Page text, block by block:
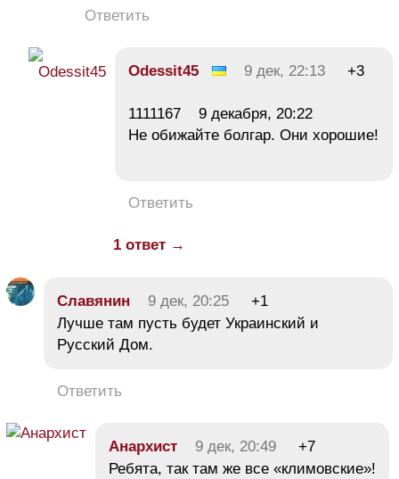
Ответить
Odessit45 9 дек, 22:13 +3
1111167 9 декабря, 20:22
Не обижайте болгар. Они хорошие!
Ответить
1 ответ →
Славянин 9 дек, 20:25
+1
Лучше там пусть будет Украинский и
Русский Дом.
Ответить
Анархист 9 дек, 20:49
+7
Ребята, так там же все «климовские»!